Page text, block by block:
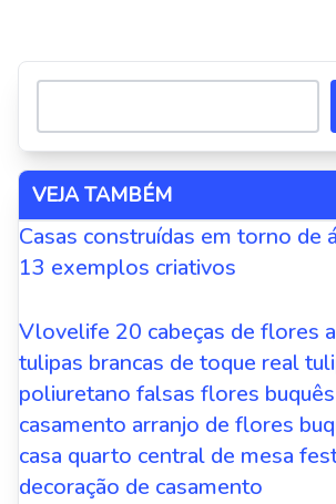
VEJA TAMBÉM
Casas construídas em torno de
13 exemplos criativos
Vlovelife 20 cabeças de flores
tulipas brancas de toque real
poliuretano falsas flores
casamento arranjo de flores
casa quarto central de mesa
decoração de casamento